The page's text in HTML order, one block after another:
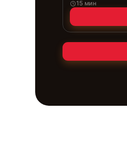
15 мин